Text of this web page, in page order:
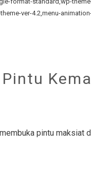
ver-4.2,menu-
pintu maksiat